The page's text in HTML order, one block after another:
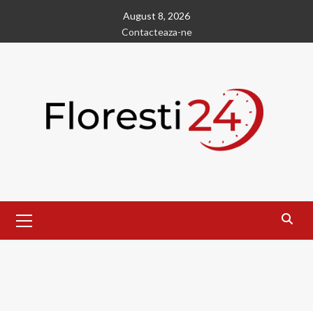
content
August 8, 2026
Contacteaza-ne
Menu